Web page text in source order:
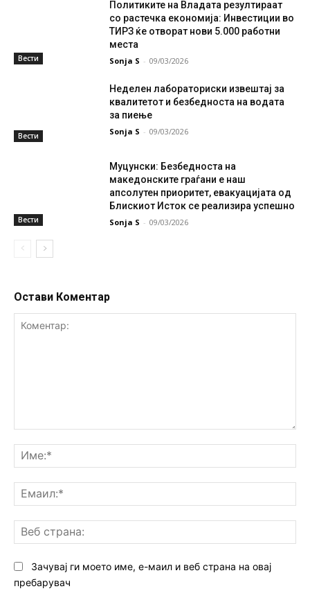
Вести
Политиките на Владата резултираат
со растечка економија: Инвестиции во
ТИРЗ ќе отворат нови 5.000 работни
места
Sonja S - 09/03/2026
Вести
Неделен лабораториски извештај за
квалитетот и безбедноста на водата
за пиење
Sonja S - 09/03/2026
Вести
Муцунски: Безбедноста на
македонските граѓани е наш
апсолутен приоритет, евакуацијата од
Блискиот Исток се реализира успешно
Sonja S - 09/03/2026
Остави Коментар
Зачувај ги моето име, е-маил и веб страна на овај
пребарувач